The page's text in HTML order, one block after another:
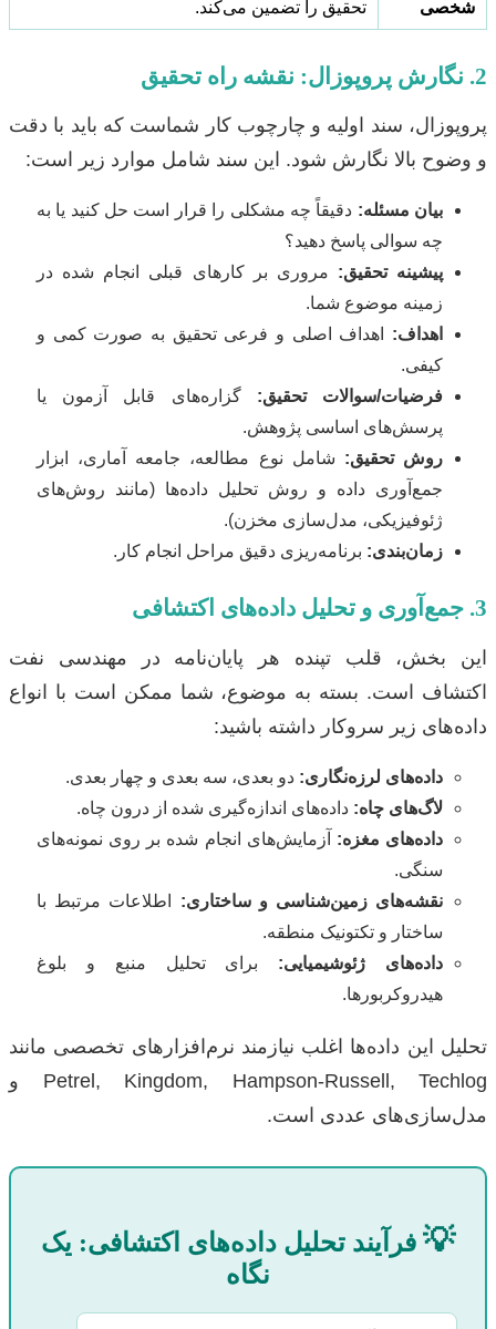
شخصی تحقیق را تضمین می‌کند.
2. نگارش پروپوزال: نقشه راه تحقیق
پروپوزال، سند اولیه و چارچوب کار شماست که باید با دقت
و وضوح بالا نگارش شود. این سند شامل موارد زیر است:
بیان مسئله: دقیقاً چه مشکلی را قرار است حل کنید یا به
چه سوالی پاسخ دهید؟
پیشینه تحقیق: مروری بر کارهای قبلی انجام شده در
زمینه موضوع شما.
اهداف: اهداف اصلی و فرعی تحقیق به صورت کمی و
کیفی.
فرضیات/سوالات تحقیق: گزاره‌های قابل آزمون یا
پرسش‌های اساسی پژوهش.
روش تحقیق: شامل نوع مطالعه، جامعه آماری، ابزار
جمع‌آوری داده و روش تحلیل داده‌ها (مانند روش‌های
ژئوفیزیکی، مدل‌سازی مخزن).
زمان‌بندی: برنامه‌ریزی دقیق مراحل انجام کار.
3. جمع‌آوری و تحلیل داده‌های اکتشافی
این بخش، قلب تپنده هر پایان‌نامه در مهندسی نفت
اکتشاف است. بسته به موضوع، شما ممکن است با انواع
داده‌های زیر سروکار داشته باشید:
داده‌های لرزه‌نگاری: دو بعدی، سه بعدی و چهار بعدی.
لاگ‌های چاه: داده‌های اندازه‌گیری شده از درون چاه.
داده‌های مغزه: آزمایش‌های انجام شده بر روی نمونه‌های
سنگی.
نقشه‌های زمین‌شناسی و ساختاری: اطلاعات مرتبط با
ساختار و تکتونیک منطقه.
داده‌های ژئوشیمیایی: برای تحلیل منبع و بلوغ
هیدروکربورها.
تحلیل این داده‌ها اغلب نیازمند نرم‌افزارهای تخصصی مانند
Petrel, Kingdom, Hampson-Russell, Techlog و
مدل‌سازی‌های عددی است.
💡 فرآیند تحلیل داده‌های اکتشافی: یک
نگاه